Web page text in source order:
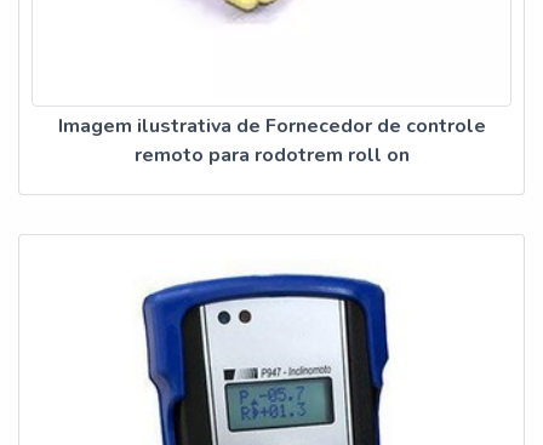
Imagem ilustrativa de Fornecedor de controle
remoto para rodotrem roll on